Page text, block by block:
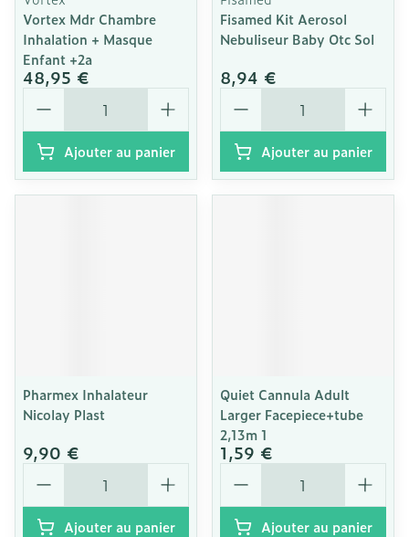
Vortex Mdr Chambre
Inhalation + Masque
Enfant +2a
48,95 €
Quantité
Ajouter au panier
Fisamed Kit Aerosol
Nebuliseur Baby Otc Sol
8,94 €
Quantité
Ajouter au panier
Pharmex Inhalateur
Nicolay Plast
9,90 €
Quantité
Ajouter au panier
Quiet Cannula Adult
Larger Facepiece+tube
2,13m 1
1,59 €
Quantité
Ajouter au panier